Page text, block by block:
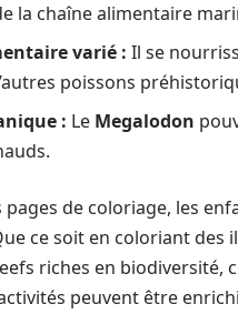
la chaîne alimentaire
varié : Il se
poissons
: Le Megalodon
pages de coloriage, les
ce soit en coloriant des
riches en biodiversité,
peuvent être